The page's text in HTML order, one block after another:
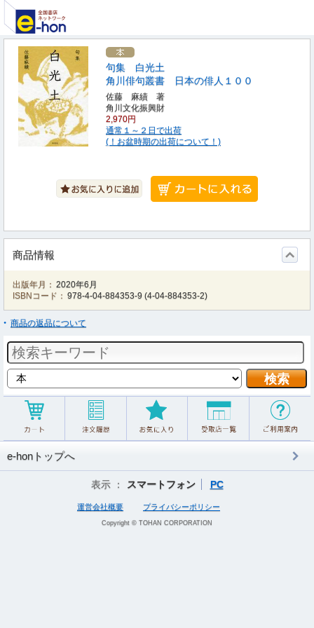
句集 白光土
角川俳句叢書 日本の俳人１００
佐藤 麻績 著
角川文化振興財
2,970円
通常１～２日で出荷
(！お盆時期の出荷について！)
商品情報
出版年月： 2020年6月
ISBNコード： 978-4-04-884353-9 (4-04-884353-2)
商品の返品について
e-honトップへ
表示 ： スマートフォン PC
運営会社概要 プライバシーポリシー
Copyright © TOHAN CORPORATION